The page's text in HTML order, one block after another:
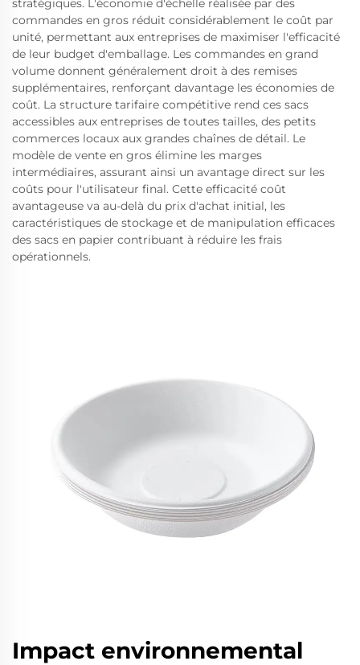
stratégiques. L'économie d'échelle réalisée par des
commandes en gros réduit considérablement le coût par
unité, permettant aux entreprises de maximiser l'efficacité
de leur budget d'emballage. Les commandes en grand
volume donnent généralement droit à des remises
supplémentaires, renforçant davantage les économies de
coût. La structure tarifaire compétitive rend ces sacs
accessibles aux entreprises de toutes tailles, des petits
commerces locaux aux grandes chaînes de détail. Le
modèle de vente en gros élimine les marges
intermédiaires, assurant ainsi un avantage direct sur les
coûts pour l'utilisateur final. Cette efficacité coût
avantageuse va au-delà du prix d'achat initial, les
caractéristiques de stockage et de manipulation efficaces
des sacs en papier contribuant à réduire les frais
opérationnels.
Impact environnemental